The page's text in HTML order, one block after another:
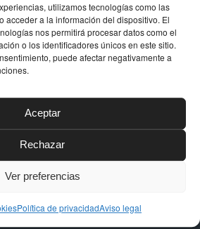
utilizamos tecnologías como las
acceder a la información del dispositivo. El
nos permitirá procesar datos como el
o los identificadores únicos en este sitio.
puede afectar negativamente a
Aceptar
Rechazar
Ver preferencias
Política de privacidadAviso legal